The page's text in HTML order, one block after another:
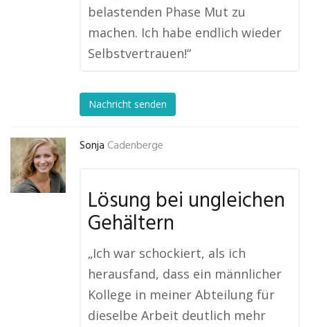
belastenden Phase Mut zu
machen. Ich habe endlich wieder
Selbstvertrauen!“
Nachricht senden
Sonja Cadenberge
Lösung bei ungleichen
Gehältern
„Ich war schockiert, als ich
herausfand, dass ein männlicher
Kollege in meiner Abteilung für
dieselbe Arbeit deutlich mehr